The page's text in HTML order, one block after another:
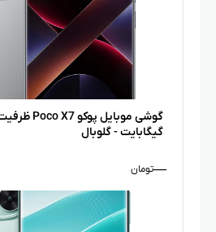
گیگابایت - گلوبال
—تومان